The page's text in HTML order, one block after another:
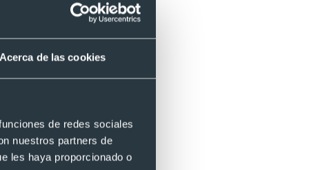
Acerca de las cookies
de redes sociales
nuestros partners de
les haya proporcionado o